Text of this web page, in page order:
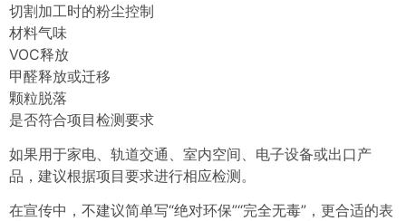
切割加工时的粉尘控制
材料气味
VOC释放
甲醛释放或迁移
颗粒脱落
是否符合项目检测要求
如果用于家电、轨道交通、室内空间、电子设备或出口产
品，建议根据项目要求进行相应检测。
在宣传中，不建议简单写“绝对环保”“完全无毒”，更合适的表